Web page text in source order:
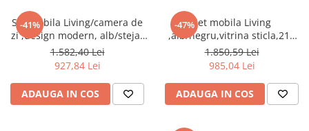
-41%
Set mobila Living/camera de
zi ,design modern, alb/stejar
auriu ,175 cm lungime,vitrina
sticla, Bortis
1.582,40 Lei
927,84 Lei
ADAUGA IN COS
-47%Set mobila Living
,alb/negru,vitrina sticla,210
cm lungime ,Bortis Impex
1.850,59 Lei
985,04 Lei
ADAUGA IN COS